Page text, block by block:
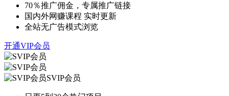
70％推广佣金，专属推广链接
国内外网赚课程 实时更新
全站无广告模式浏览
开通VIP会员
SVIP会员